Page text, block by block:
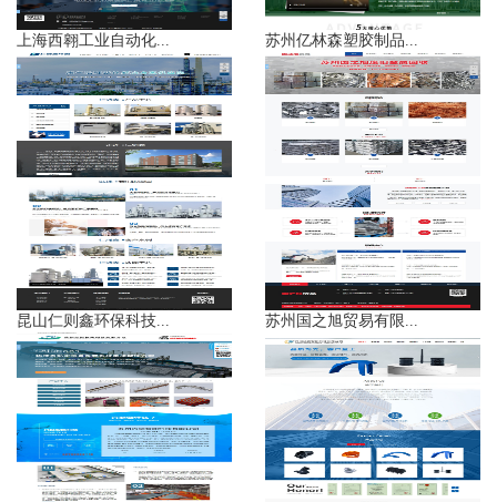
上海西翱工业自动化... 苏州亿林森塑胶制品...
昆山仁则鑫环保科技... 苏州国之旭贸易有限...